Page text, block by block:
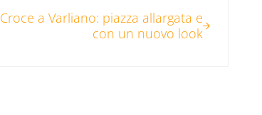
Croce a Varliano: piazza allargata e
con un nuovo look